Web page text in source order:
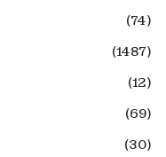
(74)
(1487)
(12)
(69)
(30)